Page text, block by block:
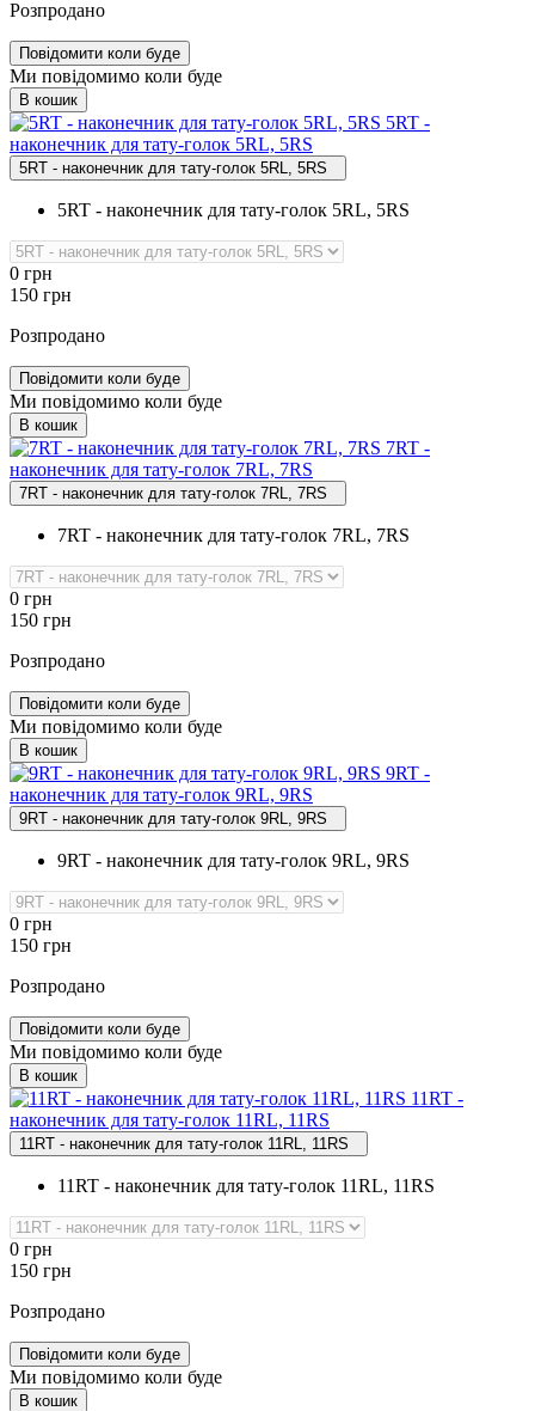
Розпродано
Повідомити коли буде
Ми повідомимо коли буде
В кошик
5RT ‑
наконечник для тату‑голок 5RL, 5RS
5RT - наконечник для тату-голок 5RL, 5RS
5RT - наконечник для тату-голок 5RL, 5RS
0 грн
150 грн
Розпродано
Повідомити коли буде
Ми повідомимо коли буде
В кошик
7RT ‑
наконечник для тату‑голок 7RL, 7RS
7RT - наконечник для тату-голок 7RL, 7RS
7RT - наконечник для тату-голок 7RL, 7RS
0 грн
150 грн
Розпродано
Повідомити коли буде
Ми повідомимо коли буде
В кошик
9RT ‑
наконечник для тату‑голок 9RL, 9RS
9RT - наконечник для тату-голок 9RL, 9RS
9RT - наконечник для тату-голок 9RL, 9RS
0 грн
150 грн
Розпродано
Повідомити коли буде
Ми повідомимо коли буде
В кошик
11RT ‑
наконечник для тату‑голок 11RL, 11RS
11RT - наконечник для тату-голок 11RL, 11RS
11RT - наконечник для тату-голок 11RL, 11RS
0 грн
150 грн
Розпродано
Повідомити коли буде
Ми повідомимо коли буде
В кошик